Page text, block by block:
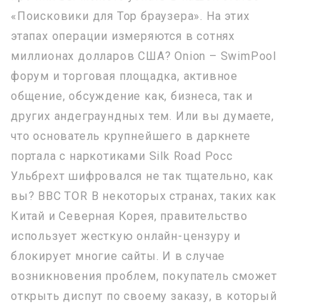
«Поисковики для Тор браузера». На этих
этапах операции измеряются в сотнях
миллионах долларов США? Onion – SwimPool
форум и торговая площадка, активное
общение, обсуждение как, бизнеса, так и
других андеграундных тем. Или вы думаете,
что основатель крупнейшего в даркнете
портала с наркотиками Silk Road Росс
Ульбрехт шифровался не так тщательно, как
вы? BBC TOR В некоторых странах, таких как
Китай и Северная Корея, правительство
использует жесткую онлайн-цензуру и
блокирует многие сайты. И в случае
возникновения проблем, покупатель сможет
открыть диспут по своему заказу, в который